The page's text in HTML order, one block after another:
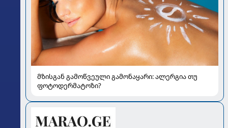
მზისგან გამოწვეული გამონაყარი: ალერგია თუ
ფოტოდერმატოზი?